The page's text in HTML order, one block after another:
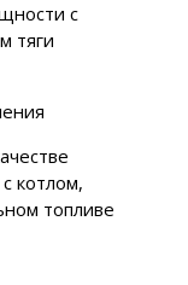
с
тяги
котлом,
топливе